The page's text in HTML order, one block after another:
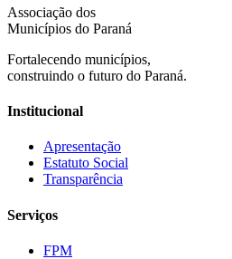
Associação dos
Municípios do Paraná
Fortalecendo municípios,
construindo o futuro do Paraná.
Institucional
Apresentação
Estatuto Social
Transparência
Serviços
FPM